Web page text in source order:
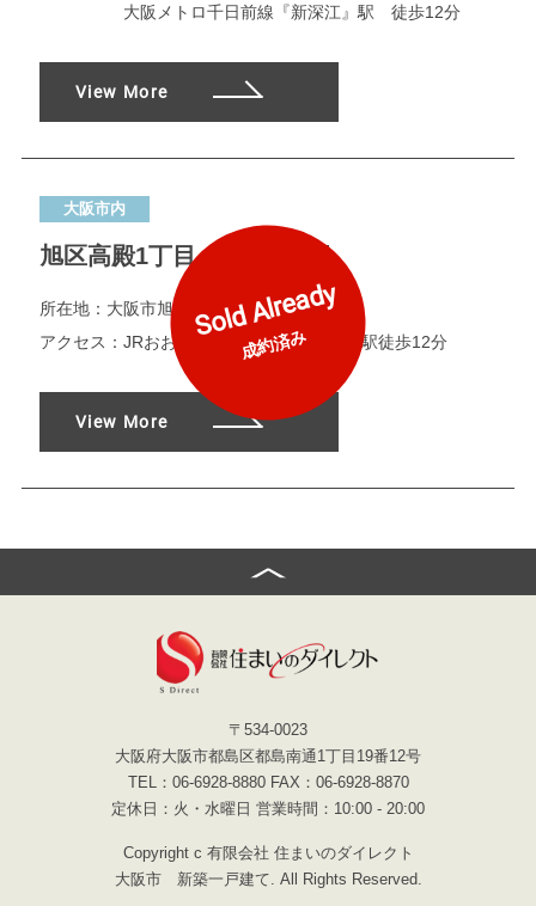
大阪メトロ千日前線『新深江』駅 徒歩12分
View More
大阪市内
旭区高殿1丁目 限定1区画
所在地： 大阪市旭区高殿1丁目
アクセス： JRおおさか東線『城北公園通』駅徒歩12分
View More
Sold Already
成約済み
〒534-0023
大阪府大阪市都島区都島南通1丁目19番12号
TEL：06-6928-8880 FAX：06-6928-8870
定休日：火・水曜日 営業時間：10:00 - 20:00
Copyright c 有限会社 住まいのダイレクト
大阪市 新築一戸建て. All Rights Reserved.